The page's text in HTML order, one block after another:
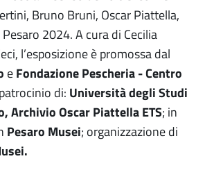
Bruno Bruni, Oscar Piattella,
2024. A cura di Cecilia
l’esposizione è promossa dal
eFondazione Pescheria - Centro
di: Università degli Studi
Archivio Oscar Piattella ETS; in
Pesaro Musei; organizzazione di